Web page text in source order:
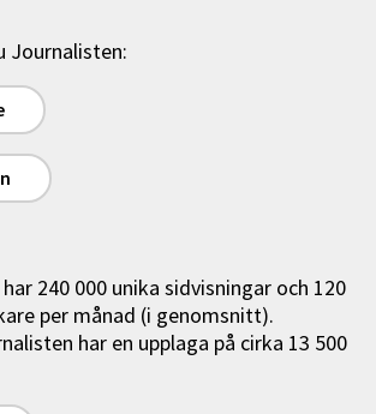
Journalisten:
240 000 unika sidvisningar och 120
per månad (i genomsnitt).
har en upplaga på cirka 13 500